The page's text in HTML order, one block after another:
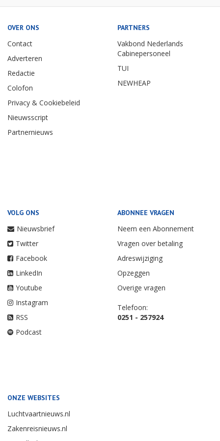
OVER ONS
Contact
Adverteren
Redactie
Colofon
Privacy & Cookiebeleid
Nieuwsscript
Partnernieuws
PARTNERS
Vakbond Nederlands
Cabinepersoneel
TUI
NEWHEAP
VOLG ONS
Nieuwsbrief
Twitter
Facebook
LinkedIn
Youtube
Instagram
RSS
Podcast
ABONNEE VRAGEN
Neem een Abonnement
Vragen over betaling
Adreswijziging
Opzeggen
Overige vragen
Telefoon:
0251 - 257924
ONZE WEBSITES
Luchtvaartnieuws.nl
Zakenreisnieuws.nl